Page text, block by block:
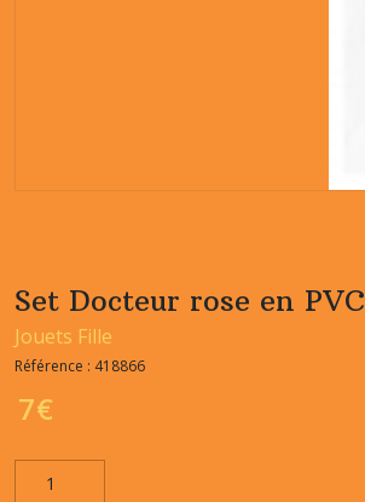
Set Docteur rose en PVC
Jouets Fille
Référence : 418866
7€